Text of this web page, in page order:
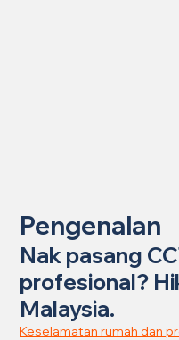
Pengenalan
Nak pasang
profesional?
Malaysia.
Keselamatan rumah dan